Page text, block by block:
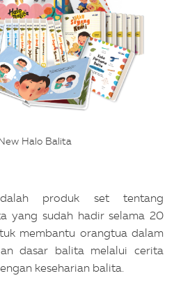
Halo Balita
produk set tentang
yang sudah hadir selama 20
membantu orangtua dalam
dasar balita melalui cerita
keseharian balita.